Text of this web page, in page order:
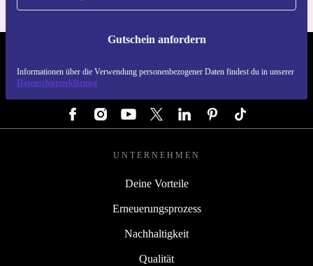
Gutschein anfordern
Informationen über die Verwendung personenbezogener Daten findest du in unserer
Datenschutzerklärung
UNTERNEHMEN
Deine Vorteile
Erneuerungsprozess
Nachhaltigkeit
Qualität